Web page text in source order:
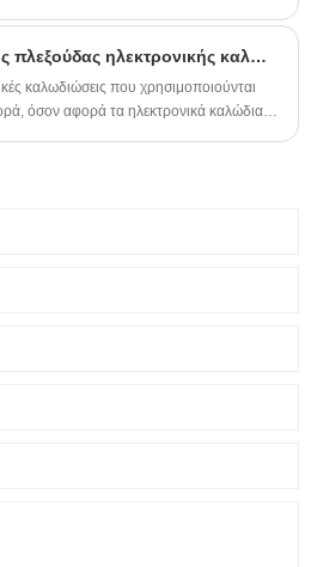
Ποιος είναι ο ρόλος της πλεξούδας ηλεκτρονικής καλωδίωσης
καλωδιώσεις που χρησιμοποιούνται
όσον αφορά τα ηλεκτρονικά καλώδια